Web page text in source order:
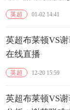
英超 01-02 14:41
英超布莱顿VS
在线直播
英超 12-20 15:59
英超布莱顿VS